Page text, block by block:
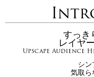
すっき
レイヤ
Upscape Audience
シン
気取ら